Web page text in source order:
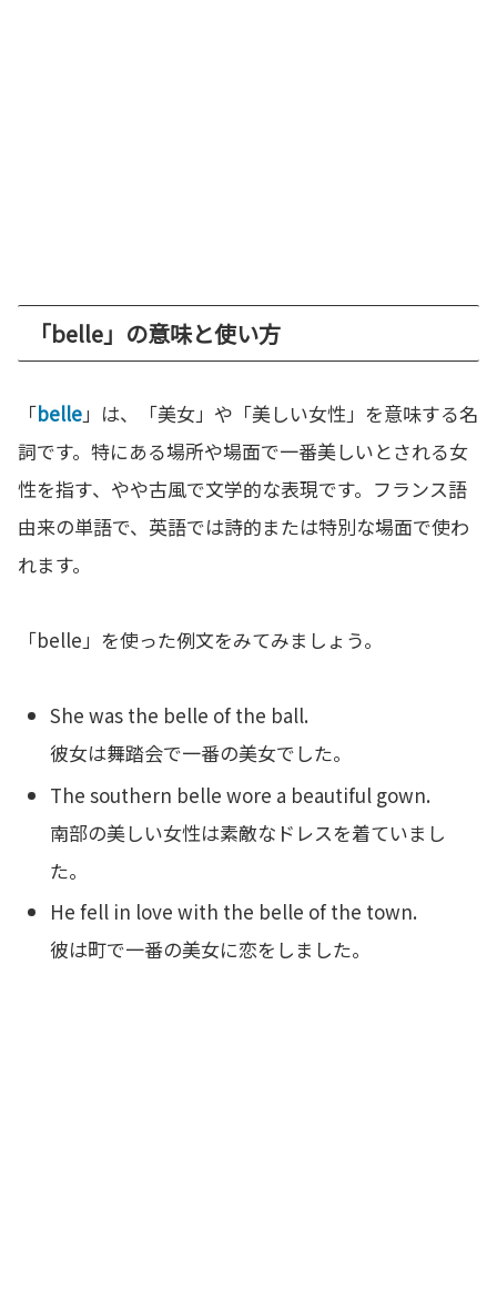
「belle」の意味と使い方
「belle」は、「美女」や「美しい女性」を意味する名
詞です。特にある場所や場面で一番美しいとされる女
性を指す、やや古風で文学的な表現です。フランス語
由来の単語で、英語では詩的または特別な場面で使わ
れます。
「belle」を使った例文をみてみましょう。
She was the belle of the ball.
彼女は舞踏会で一番の美女でした。
The southern belle wore a beautiful gown.
南部の美しい女性は素敵なドレスを着ていまし
た。
He fell in love with the belle of the town.
彼は町で一番の美女に恋をしました。